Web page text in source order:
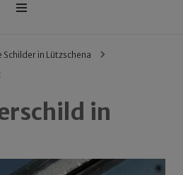
Schilder in Lützschena
in